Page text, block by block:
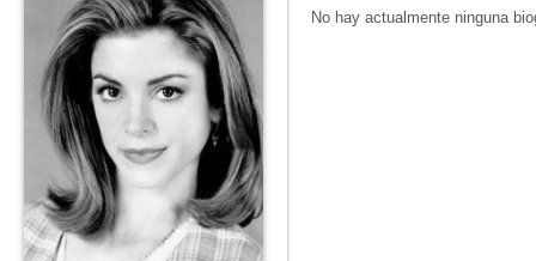
No hay actualmente ninguna